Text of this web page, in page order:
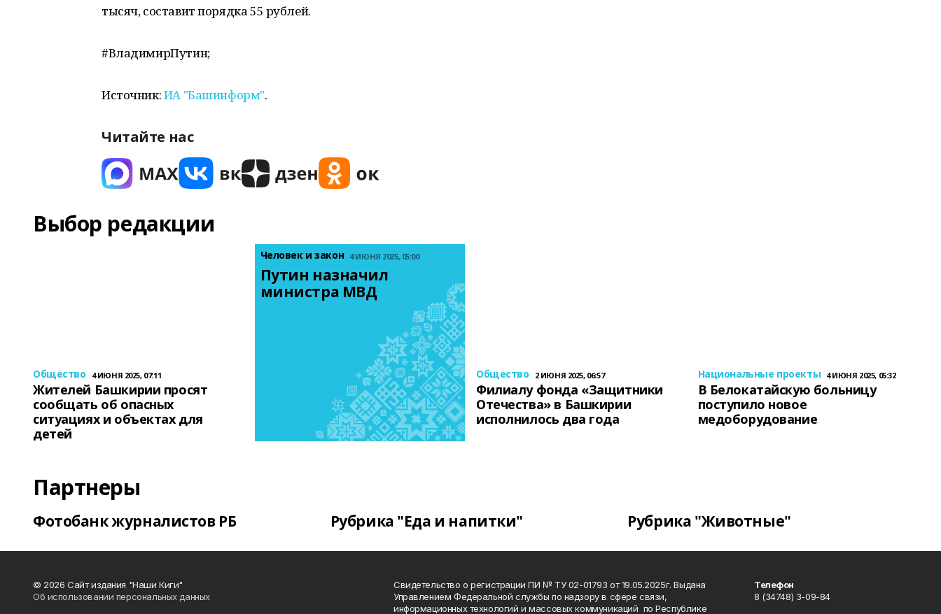
тысяч, составит порядка 55 рублей.
#ВладимирПутин;
Источник:ИА "Башинформ".
Читайте нас
Выбор редакции
Общество 4 ИЮНЯ 2025, 07:11
Жителей Башкирии просят
сообщать об опасных
ситуациях и объектах для
детей
Человек и закон 4 ИЮНЯ 2025, 05:00
Путин назначил
министра МВД
Общество 2 ИЮНЯ 2025, 06:57
Филиалу фонда «Защитники
Отечества» в Башкирии
исполнилось два года
Национальные проекты 4 ИЮНЯ 2025, 05:32
В Белокатайскую больницу
поступило новое
медоборудование
Партнеры
Фотобанк журналистов РБ Рубрика "Еда и напитки" Рубрика "Животные"
© 2026 Сайт издания "Наши Киги"
Об использовании персональных данных
Свидетельство о регистрации ПИ № ТУ 02-01793 от 19.05.2025г. Выдана
Управлением Федеральной службы по надзору в сфере связи,
информационных технологий и массовых коммуникаций по Республике
Телефон
8 (34748) 3-09-84